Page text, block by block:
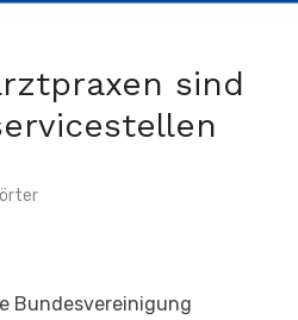
sind
Bundesvereinigung